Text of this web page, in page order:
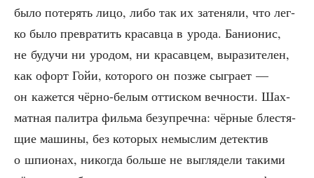
было поте­рять лицо, либо так их зате­ня­ли, что лег­
ко было пре­вра­тить кра­сав­ца в уро­да. Бани­о­нис,
не будучи ни уро­дом, ни кра­сав­цем, выра­зи­те­лен,
как офорт Гойи, кото­ро­го он поз­же сыг­ра­ет —
он кажет­ся чёр­но-белым оттис­ком веч­но­сти. Шах­
мат­ная палит­ра филь­ма без­упреч­на: чёр­ные бле­стя­
щие маши­ны, без кото­рых немыс­лим детек­тив
о шпи­о­нах, нико­гда боль­ше не выгля­де­ли таки­ми